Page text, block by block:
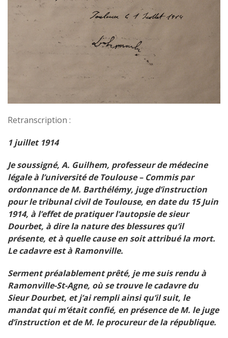
Retranscription :
1 juillet 1914
Je soussigné, A. Guilhem, professeur de médecine
légale à l’université de Toulouse – Commis par
ordonnance de M. Barthélémy, juge d’instruction
pour le tribunal civil de Toulouse, en date du 15 Juin
1914, à l’effet de pratiquer l’autopsie de sieur
Dourbet, à dire la nature des blessures qu’il
présente, et à quelle cause en soit attribué la mort.
Le cadavre est à Ramonville.
Serment préalablement prêté, je me suis rendu à
Ramonville-St-Agne, où se trouve le cadavre du
Sieur Dourbet, et j’ai rempli ainsi qu’il suit, le
mandat qui m’était confié, en présence de M. le juge
d’instruction et de M. le procureur de la république.